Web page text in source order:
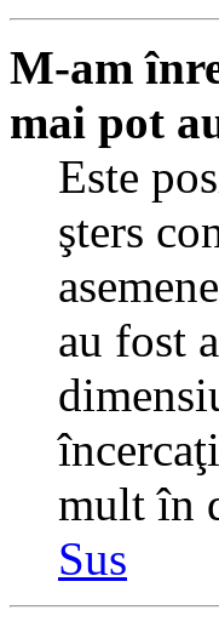
M-am
mai pot
Este
şters
au fost
mult în
Sus